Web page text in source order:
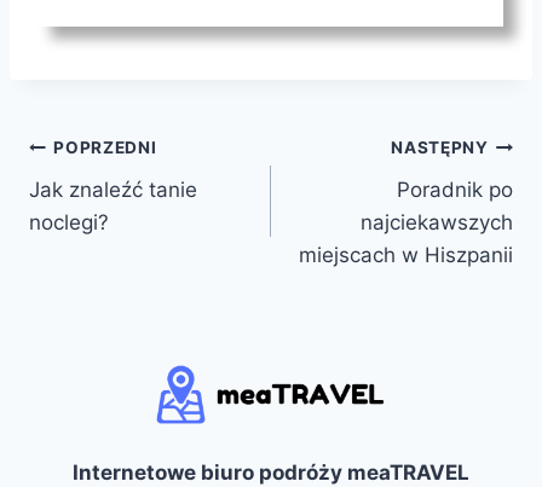
Nawigacja
wpisu
POPRZEDNI
Jak znaleźć tanie
noclegi?
NASTĘPNY
Poradnik po
najciekawszych
miejscach w Hiszpanii
Internetowe biuro podróży meaTRAVEL